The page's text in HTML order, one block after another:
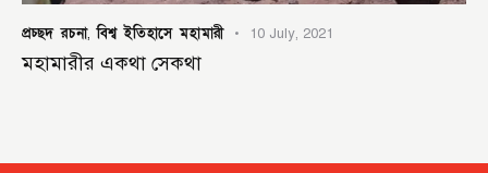
প্রচ্ছদ রচনা,বিশ্ব ইতিহাসে মহামারী 10 July, 2021
মহামারীর একথা সেকথা